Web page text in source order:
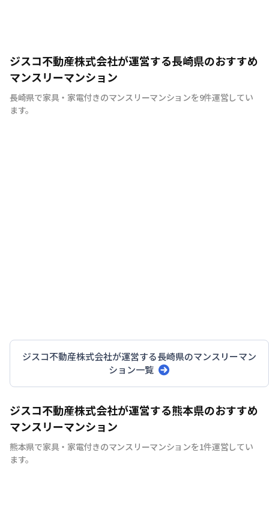
ジスコ不動産株式会社が運営する長崎県のおすすめ
マンスリーマンション
長崎県で家具・家電付きのマンスリーマンションを9件運営してい
ます。
ジスコ不動産株式会社が運営する長崎県のマンスリーマン
ション一覧
ジスコ不動産株式会社が運営する熊本県のおすすめ
マンスリーマンション
熊本県で家具・家電付きのマンスリーマンションを1件運営してい
ます。